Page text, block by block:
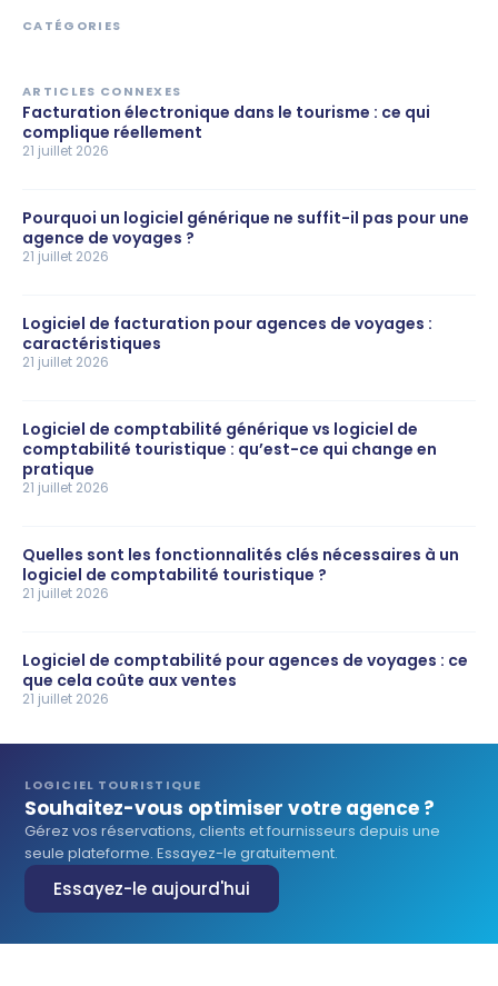
CATÉGORIES
ARTICLES CONNEXES
Facturation électronique dans le tourisme : ce qui
complique réellement
21 juillet 2026
Pourquoi un logiciel générique ne suffit-il pas pour une
agence de voyages ?
21 juillet 2026
Logiciel de facturation pour agences de voyages :
caractéristiques
21 juillet 2026
Logiciel de comptabilité générique vs logiciel de
comptabilité touristique : qu’est-ce qui change en
pratique
21 juillet 2026
Quelles sont les fonctionnalités clés nécessaires à un
logiciel de comptabilité touristique ?
21 juillet 2026
Logiciel de comptabilité pour agences de voyages : ce
que cela coûte aux ventes
21 juillet 2026
LOGICIEL TOURISTIQUE
Souhaitez-vous optimiser votre agence ?
Gérez vos réservations, clients et fournisseurs depuis une
seule plateforme. Essayez-le gratuitement.
Essayez-le aujourd'hui